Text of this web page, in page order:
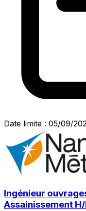
Date limite : 05/09/
Ingénieur
Assainissement H/